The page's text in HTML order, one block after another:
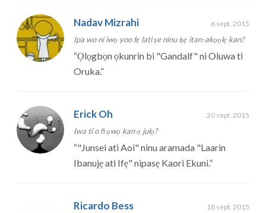
Nadav Mizrahi 6 sept. 2015
Ipa wo ni iwọ yoo fẹ lati ṣe ninu iṣẹ itan-akọọlẹ kan?
“Ọlọgbọn ọkunrin bi "Gandalf" ni Oluwa ti
Oruka.”
Erick Oh 20 sept. 2015
Iwa ti o fi ọwọ kan ọ julọ?
“"Junsei ati Aoi" ninu aramada "Laarin
Ibanujẹ ati Ifẹ" nipasẹ Kaori Ekuni.”
Ricardo Bess 18 sept. 2015